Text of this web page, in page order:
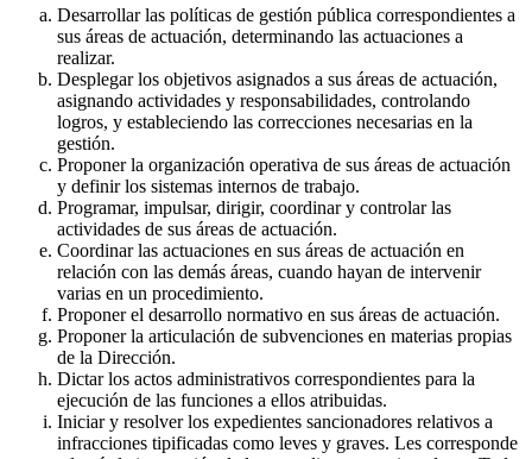
Desarrollar las políticas de gestión pública correspondientes a
sus áreas de actuación, determinando las actuaciones a
realizar.
Desplegar los objetivos asignados a sus áreas de actuación,
asignando actividades y responsabilidades, controlando
logros, y estableciendo las correcciones necesarias en la
gestión.
Proponer la organización operativa de sus áreas de actuación
y definir los sistemas internos de trabajo.
Programar, impulsar, dirigir, coordinar y controlar las
actividades de sus áreas de actuación.
Coordinar las actuaciones en sus áreas de actuación en
relación con las demás áreas, cuando hayan de intervenir
varias en un procedimiento.
Proponer el desarrollo normativo en sus áreas de actuación.
Proponer la articulación de subvenciones en materias propias
de la Dirección.
Dictar los actos administrativos correspondientes para la
ejecución de las funciones a ellos atribuidas.
Iniciar y resolver los expedientes sancionadores relativos a
infracciones tipificadas como leves y graves. Les corresponde